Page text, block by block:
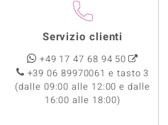
Servizio clienti
+49 17 47 68 94 50
+39 06 89970061 e tasto 3
(dalle 09:00 alle 12:00 e dalle
16:00 alle 18:00)